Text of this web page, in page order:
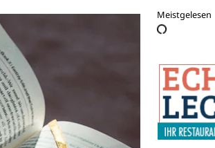
Meistgelesen